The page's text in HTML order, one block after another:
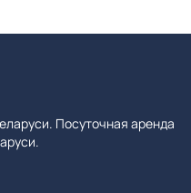
Посуточная аренда